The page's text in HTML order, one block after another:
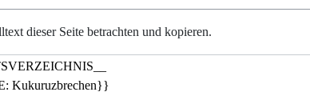
dieser Seite betrachten und kopieren.